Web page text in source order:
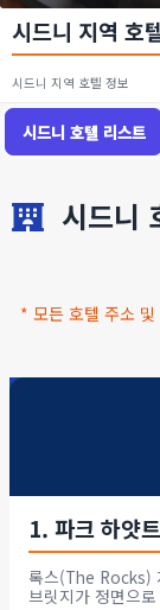
시드니 지역 호
시드니 지역 호텔 정보
시드니 호텔 리스트
시드니
* 모든 호텔 주소
1. 파크 하얏
록스(The Rocks)
브릿지가 정면으